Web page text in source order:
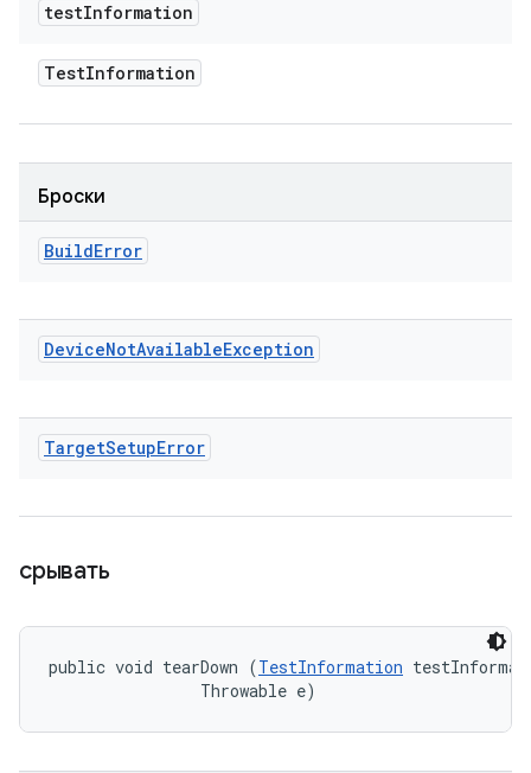
testInformation
TestInformation
Броски
BuildError
DeviceNotAvailableException
TargetSetupError
срывать
public void tearDown (TestInformation
                Throwable e)